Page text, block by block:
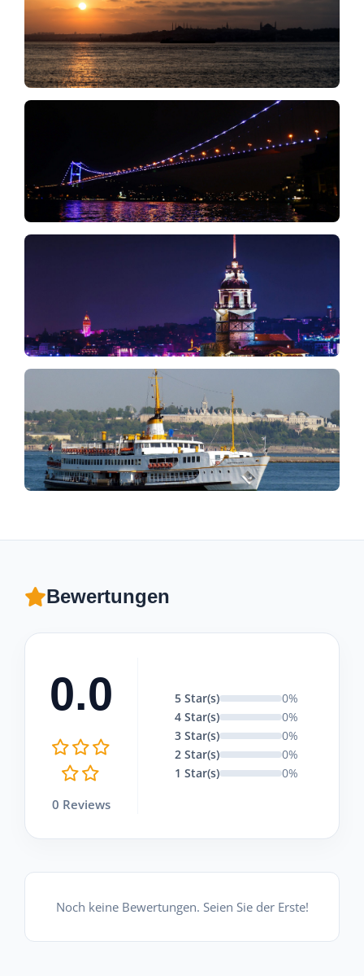
Bewertungen
0.0
0 Reviews
5 Star(s)
0%
4 Star(s)
0%
3 Star(s)
0%
2 Star(s)
0%
1 Star(s)
0%
Noch keine Bewertungen. Seien Sie der Erste!